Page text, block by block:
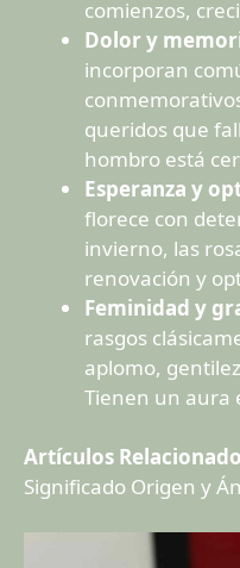
comienzos,
Dolor y
incorporan
queridos que
hombro está
Esperanza y
florece con
invierno, las
renovación y
Feminidad y
rasgos
aplomo,
Tienen un aura
Artículos
Significado Origen y